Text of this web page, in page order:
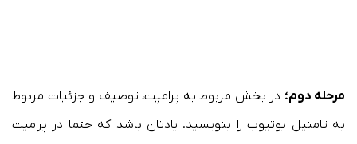
مرحله دوم؛ در بخش مربوط به پرامپت، توصیف و جزئیات مربوط
به تامنیل یوتیوب را بنویسید. یادتان باشد که حتما در پرامپت